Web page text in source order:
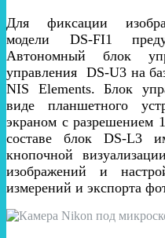
Для фиксации
модели DS-FI1
Автономный блок
управления DS-U3 на
NIS Elements. Блок
виде планшетного
экраном с разрешением
составе блок DS-L3
кнопочной
изображений и
измерений и экспорта